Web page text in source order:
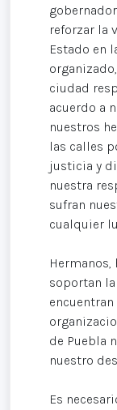
reforzar la
Estado en
ciudad
acuerdo a
nuestros
las calles
justicia y
nuestra
sufran
cualquier
Hermanos,
soportan
de Puebla
nuestro
Es